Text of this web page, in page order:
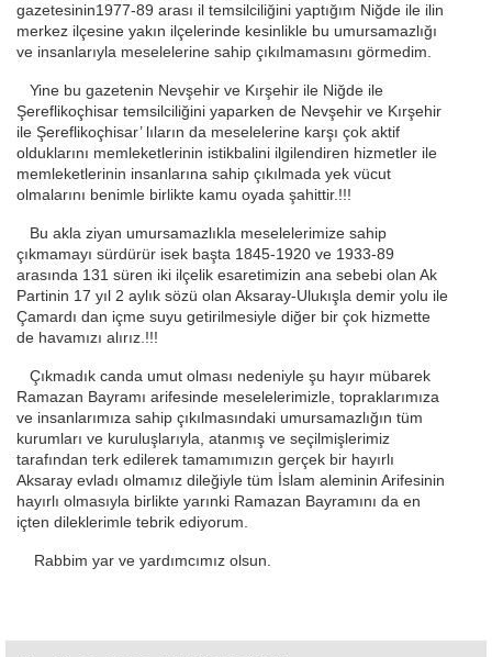
gazetesinin1977-89 arası il temsilciliğini yaptığım Niğde ile ilin
merkez ilçesine yakın ilçelerinde kesinlikle bu umursamazlığı
ve insanlarıyla meselelerine sahip çıkılmamasını görmedim.
Yine bu gazetenin Nevşehir ve Kırşehir ile Niğde ile
Şereflikoçhisar temsilciliğini yaparken de Nevşehir ve Kırşehir
ile Şereflikoçhisar’ lıların da meselelerine karşı çok aktif
olduklarını memleketlerinin istikbalini ilgilendiren hizmetler ile
memleketlerinin insanlarına sahip çıkılmada yek vücut
olmalarını benimle birlikte kamu oyada şahittir.!!!
Bu akla ziyan umursamazlıkla meselelerimize sahip
çıkmamayı sürdürür isek başta 1845-1920 ve 1933-89
arasında 131 süren iki ilçelik esaretimizin ana sebebi olan Ak
Partinin 17 yıl 2 aylık sözü olan Aksaray-Ulukışla demir yolu ile
Çamardı dan içme suyu getirilmesiyle diğer bir çok hizmette
de havamızı alırız.!!!
Çıkmadık canda umut olması nedeniyle şu hayır mübarek
Ramazan Bayramı arifesinde meselelerimizle, topraklarımıza
ve insanlarımıza sahip çıkılmasındaki umursamazlığın tüm
kurumları ve kuruluşlarıyla, atanmış ve seçilmişlerimiz
tarafından terk edilerek tamamımızın gerçek bir hayırlı
Aksaray evladı olmamız dileğiyle tüm İslam aleminin Arifesinin
hayırlı olmasıyla birlikte yarınki Ramazan Bayramını da en
içten dileklerimle tebrik ediyorum.
Rabbim yar ve yardımcımız olsun.